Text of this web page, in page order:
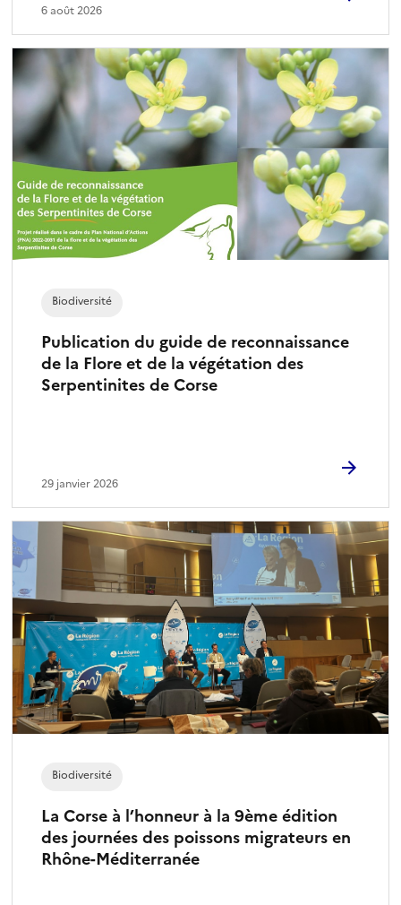
6 août 2026
Publication du guide de reconnaissance
de la Flore et de la végétation des
Serpentinites de Corse
Biodiversité
29 janvier 2026
La Corse à l’honneur à la 9ème édition
des journées des poissons migrateurs en
Rhône-Méditerranée
Biodiversité